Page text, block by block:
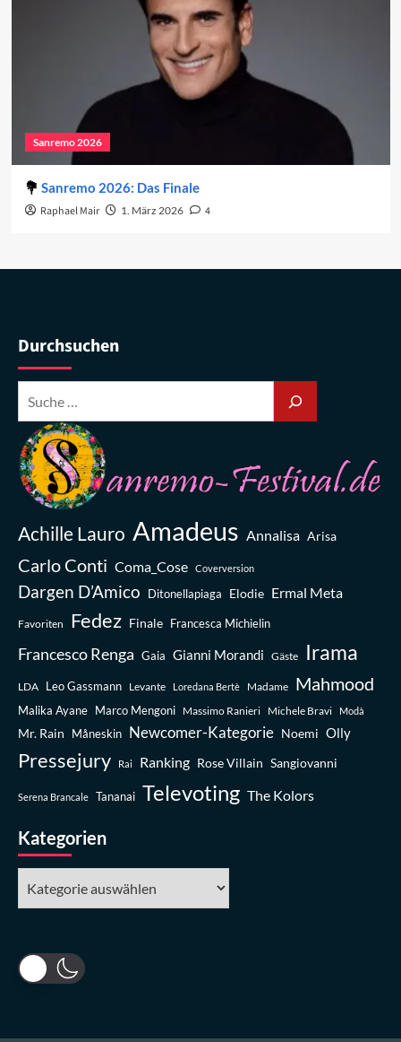
Sanremo 2026
Sanremo 2026: Das Finale
Raphael Mair 1. März 2026 4
Durchsuchen
Achille Lauro Amadeus Annalisa Arisa
Carlo Conti Coma_Cose Coverversion
Dargen D’Amico Ditonellapiaga Elodie Ermal Meta
Favoriten Fedez Finale Francesca Michielin
Francesco Renga Gaia Gianni Morandi Gäste Irama
LDA Leo Gassmann Levante Loredana Bertè Madame Mahmood
Malika Ayane Marco Mengoni Massimo Ranieri Michele Bravi Modà
Mr. Rain Måneskin Newcomer-Kategorie Noemi Olly
Pressejury Rai Ranking Rose Villain Sangiovanni
Serena Brancale Tananai Televoting The Kolors
Kategorien